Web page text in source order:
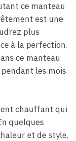
ce manteau
est une
plus
à la perfection.
ce manteau
les mois
chauffant qui
quelques
et de style,